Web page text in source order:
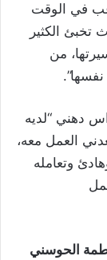
في الوقت
تخبئ الكثير
من
دهني “لديه
العمل معه،
وتعامله
الحوسني